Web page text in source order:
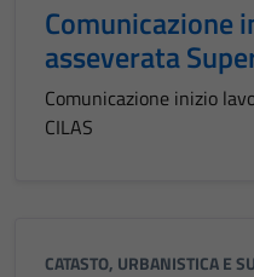
Comunicazione
asseverata
Comunicazione inizio
CILAS
CATASTO, URBANISTICA E